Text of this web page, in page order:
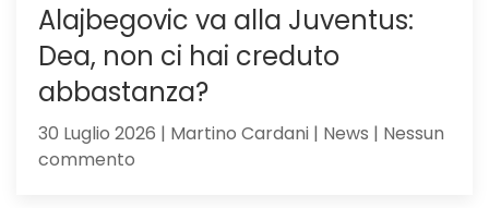
Alajbegovic va alla Juventus:
Dea, non ci hai creduto
abbastanza?
30 Luglio 2026 | Martino Cardani | News | Nessun
commento